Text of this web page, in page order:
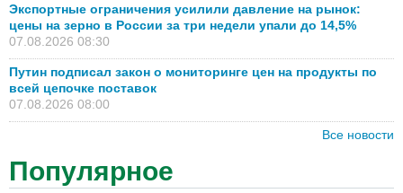
Экспортные ограничения усилили давление на рынок:
цены на зерно в России за три недели упали до 14,5%
07.08.2026 08:30
Путин подписал закон о мониторинге цен на продукты по
всей цепочке поставок
07.08.2026 08:00
Все новости
Популярное